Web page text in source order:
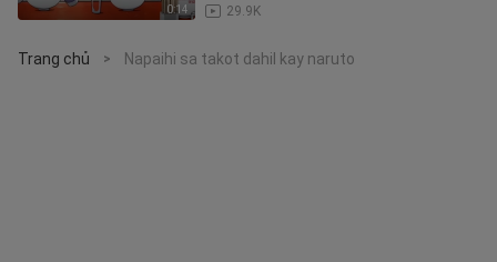
0:14 29.9K
Trang chủ > Napaihi sa takot dahil kay naruto